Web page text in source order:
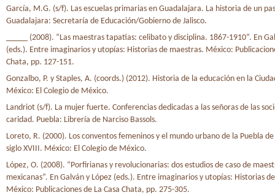
García, M.G. (s/f). Las escuelas primarias en Guadalajara. La historia de un
Guadalajara: Secretaría de Educación/Gobierno de Jalisco.
_____ (2008). “Las maestras tapatías: celibato y disciplina. 1867-1910”. En
(eds.). Entre imaginarios y utopías: Historias de maestras. México:
Chata, pp. 127-151.
Gonzalbo, P. y Staples, A. (coords.) (2012). Historia de la educación en la
México: El Colegio de México.
Landriot (s/f). La mujer fuerte. Conferencias dedicadas a las señoras de las
caridad. Puebla: Librería de Narciso Bassols.
Loreto, R. (2000). Los conventos femeninos y el mundo urbano de la Puebla
siglo XVIII. México: El Colegio de México.
López, O. (2008). “Porfirianas y revolucionarias: dos estudios de caso de
mexicanas”. En Galván y López (eds.). Entre imaginarios y utopías: Historias
México: Publicaciones de La Casa Chata, pp. 275-305.